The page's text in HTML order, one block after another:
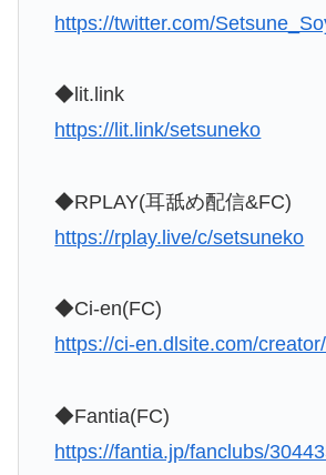
https://twitter.com/
◆lit.link
https://lit.link/setsuneko
◆RPLAY(耳舐め配信&FC)
https://rplay.live/c/setsuneko
◆Ci-en(FC)
https://ci-en.dlsite.com/
◆Fantia(FC)
https://fantia.jp/fanclubs/